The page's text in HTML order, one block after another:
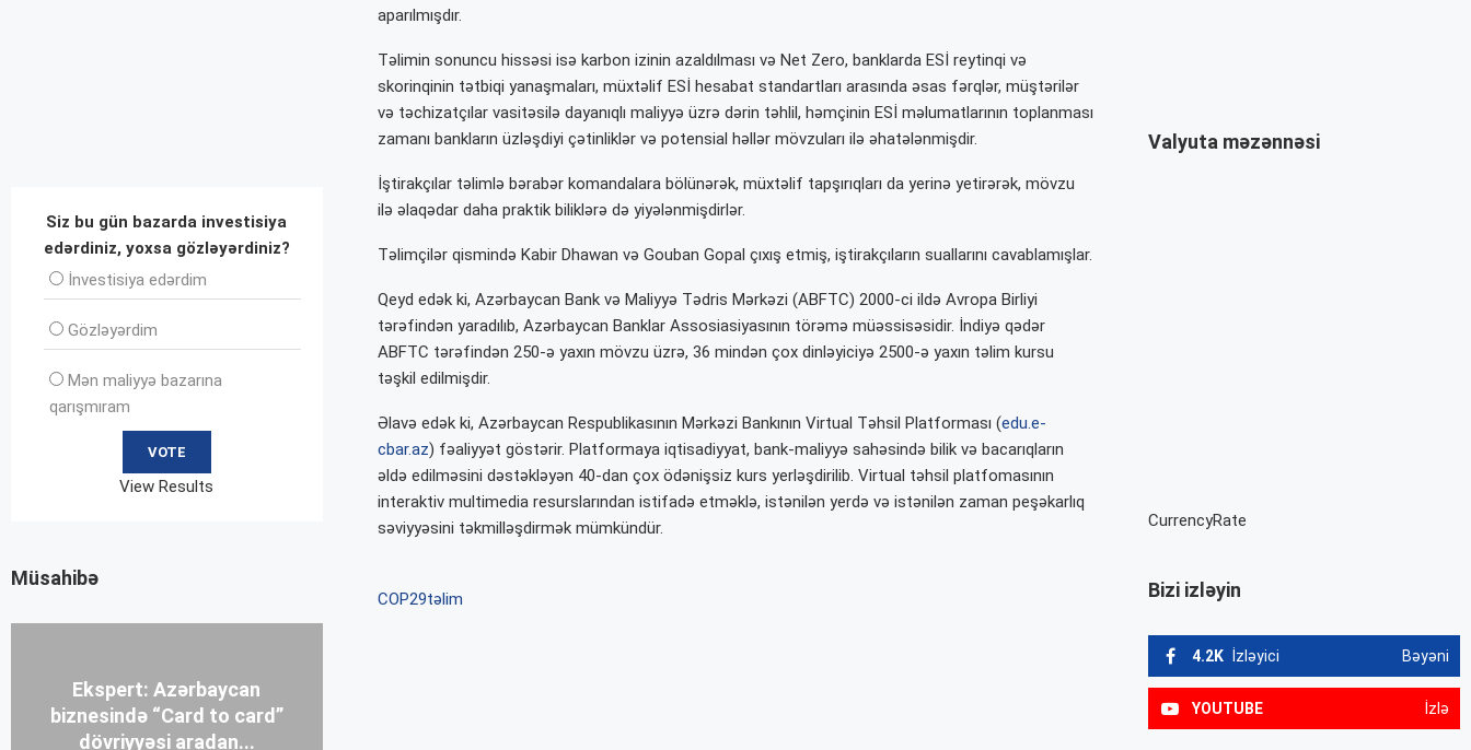
aparılmışdır.
Təlimin sonuncu hissəsi isə karbon izinin azaldılması və Net Zero, banklarda ESİ reytinqi və
skorinqinin tətbiqi yanaşmaları, müxtəlif ESİ hesabat standartları arasında əsas fərqlər, müştərilər
və təchizatçılar vasitəsilə dayanıqlı maliyyə üzrə dərin təhlil, həmçinin ESİ məlumatlarının toplanması
zamanı bankların üzləşdiyi çətinliklər və potensial həllər mövzuları ilə əhatələnmişdir.
İştirakçılar təlimlə bərabər komandalara bölünərək, müxtəlif tapşırıqları da yerinə yetirərək, mövzu
ilə əlaqədar daha praktik biliklərə də yiyələnmişdirlər.
Təlimçilər qismində Kabir Dhawan və Gouban Gopal çıxış etmiş, iştirakçıların suallarını cavablamışlar.
Qeyd edək ki, Azərbaycan Bank və Maliyyə Tədris Mərkəzi (ABFTC) 2000-ci ildə Avropa Birliyi
tərəfindən yaradılıb, Azərbaycan Banklar Assosiasiyasının törəmə müəssisəsidir. İndiyə qədər
ABFTC tərəfindən 250-ə yaxın mövzu üzrə, 36 mindən çox dinləyiciyə 2500-ə yaxın təlim kursu
təşkil edilmişdir.
Əlavə edək ki, Azərbaycan Respublikasının Mərkəzi Bankının Virtual Təhsil Platforması (edu.e-
cbar.az) fəaliyyət göstərir. Platformaya iqtisadiyyat, bank-maliyyə sahəsində bilik və bacarıqların
əldə edilməsini dəstəkləyən 40-dan çox ödənişsiz kurs yerləşdirilib. Virtual təhsil platfomasının
interaktiv multimedia resurslarından istifadə etməklə, istənilən yerdə və istənilən zaman peşəkarlıq
səviyyəsini təkmilləşdirmək mümkündür.
COP29təlim
Valyuta məzənnəsi
CurrencyRate
Bizi izləyin
4.2K İzləyici Bəyəni
YOUTUBE İzlə
Siz bu gün bazarda investisiya
edərdiniz, yoxsa gözləyərdiniz?
İnvеstisiya edərdim
Gözləyərdim
Mən maliyyə bazarına
qarışmıram
View Results
Müsahibə
Ekspert: Azərbaycan
biznesində “Card to card”
dövriyyəsi aradan...